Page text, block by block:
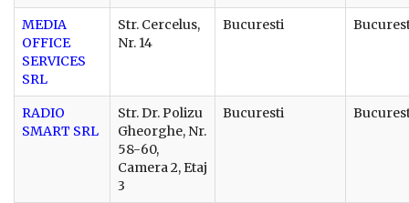
MEDIA
OFFICE
SERVICES
SRL
Str. Cercelus,
Nr. 14
Bucuresti
RADIO
SMART SRL
Str. Dr. Polizu
Gheorghe, Nr.
58-60,
Camera 2, Etaj
3
Bucuresti